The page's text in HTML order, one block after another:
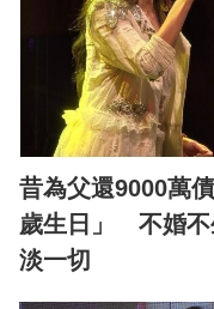
昔為父還9000萬
歲生日」 不婚不
淡一切